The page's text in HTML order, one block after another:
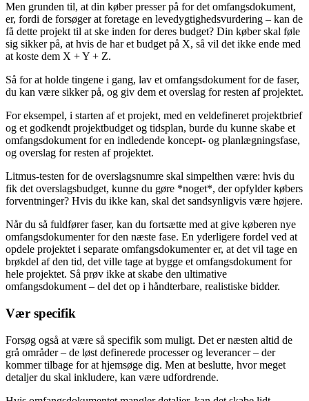
Men grunden til, at din køber presser på for det omfangsdokument,
er, fordi de forsøger at foretage en levedygtighedsvurdering – kan de
få dette projekt til at ske inden for deres budget? Din køber skal føle
sig sikker på, at hvis de har et budget på X, så vil det ikke ende med
at koste dem X + Y + Z.
Så for at holde tingene i gang, lav et omfangsdokument for de faser,
du kan være sikker på, og giv dem et overslag for resten af projektet.
For eksempel, i starten af et projekt, med en veldefineret projektbrief
og et godkendt projektbudget og tidsplan, burde du kunne skabe et
omfangsdokument for en indledende koncept- og planlægningsfase,
og overslag for resten af projektet.
Litmus-testen for de overslagsnumre skal simpelthen være: hvis du
fik det overslagsbudget, kunne du gøre *noget*, der opfylder købers
forventninger? Hvis du ikke kan, skal det sandsynligvis være højere.
Når du så fuldfører faser, kan du fortsætte med at give køberen nye
omfangsdokumenter for den næste fase. En yderligere fordel ved at
opdele projektet i separate omfangsdokumenter er, at det vil tage en
brøkdel af den tid, det ville tage at bygge et omfangsdokument for
hele projektet. Så prøv ikke at skabe den ultimative
omfangsdokument – del det op i håndterbare, realistiske bidder.
Vær specifik
Forsøg også at være så specifik som muligt. Det er næsten altid de
grå områder – de løst definerede processer og leverancer – der
kommer tilbage for at hjemsøge dig. Men at beslutte, hvor meget
detaljer du skal inkludere, kan være udfordrende.